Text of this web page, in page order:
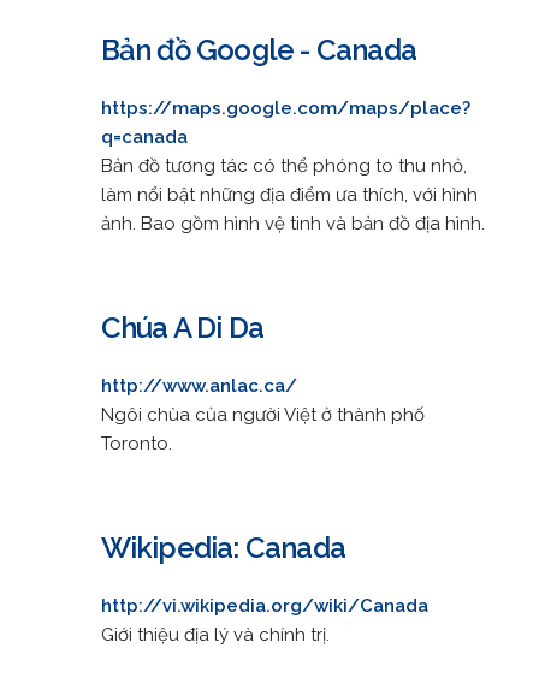
Bản đồ Google - Canada
https://maps.google.com/maps/place?
q=canada
Bản đồ tương tác có thể phóng to thu nhỏ,
làm nổi bật những địa điểm ưa thích, với hình
ảnh. Bao gồm hình vệ tinh và bản đồ địa hình.
Chúa A Di Da
http://www.anlac.ca/
Ngôi chùa của người Việt ở thành phố
Toronto.
Wikipedia: Canada
http://vi.wikipedia.org/wiki/Canada
Giới thiệu địa lý và chính trị.